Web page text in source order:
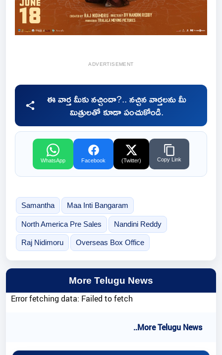
ADVERTISEMENT
ఈ వార్త మీకు నచ్చిందా?.. నచ్చిన వార్తలను మీ
మిత్రులతో కూడా పంచుకోండి.
WhatsApp Facebook (Twitter) Copy Link
Samantha Maa Inti Bangaram
North America Pre Sales Nandini Reddy
Raj Nidimoru Overseas Box Office
More Telugu News
Error fetching data: Failed to fetch
..More Telugu News